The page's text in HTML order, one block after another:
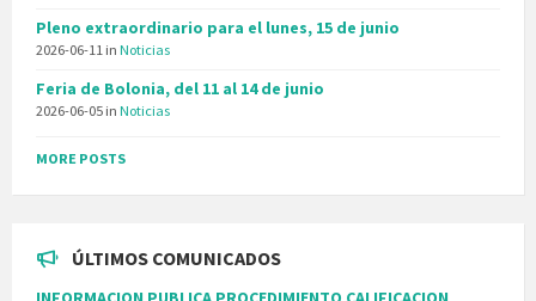
Pleno extraordinario para el lunes, 15 de junio
2026-06-11 in Noticias
Feria de Bolonia, del 11 al 14 de junio
2026-06-05 in Noticias
MORE POSTS
ÚLTIMOS COMUNICADOS